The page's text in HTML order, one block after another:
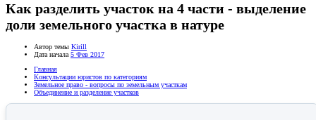
Как разделить участок на 4 части - выделение
доли земельного участка в натуре
Автор темы Kirill
Дата начала 5 Фев 2017
Главная
Консультации юристов по категориям
Земельное право - вопросы по земельным участкам
Объединение и разделение участков